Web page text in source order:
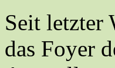
Seit letzter
das Foyer